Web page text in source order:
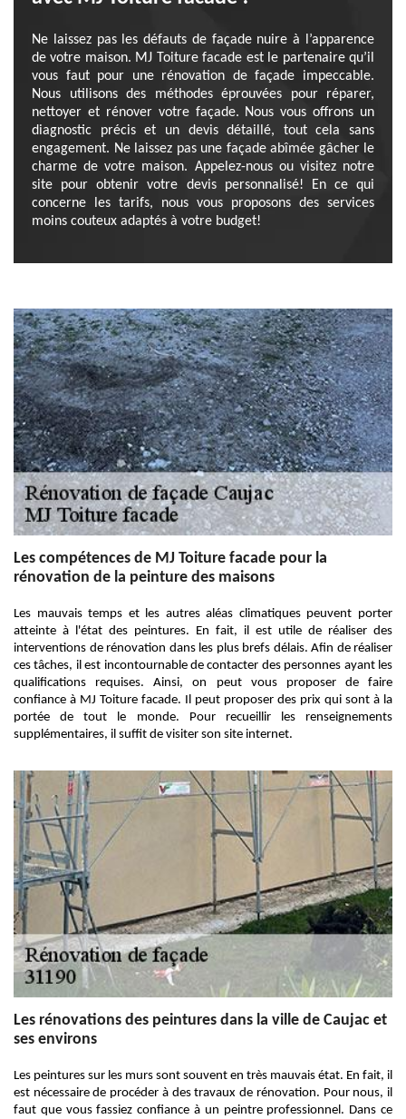
Ne laissez pas les défauts de façade nuire à l’apparence
de votre maison. MJ Toiture facade est le partenaire qu’il
vous faut pour une rénovation de façade impeccable.
Nous utilisons des méthodes éprouvées pour réparer,
nettoyer et rénover votre façade. Nous vous offrons un
diagnostic précis et un devis détaillé, tout cela sans
engagement. Ne laissez pas une façade abîmée gâcher le
charme de votre maison. Appelez-nous ou visitez notre
site pour obtenir votre devis personnalisé! En ce qui
concerne les tarifs, nous vous proposons des services
moins couteux adaptés à votre budget!
Les compétences de MJ Toiture facade pour la
rénovation de la peinture des maisons
Les mauvais temps et les autres aléas climatiques peuvent porter
atteinte à l'état des peintures. En fait, il est utile de réaliser des
interventions de rénovation dans les plus brefs délais. Afin de réaliser
ces tâches, il est incontournable de contacter des personnes ayant les
qualifications requises. Ainsi, on peut vous proposer de faire
confiance à MJ Toiture facade. Il peut proposer des prix qui sont à la
portée de tout le monde. Pour recueillir les renseignements
supplémentaires, il suffit de visiter son site internet.
Les rénovations des peintures dans la ville de Caujac et
ses environs
Les peintures sur les murs sont souvent en très mauvais état. En fait, il
est nécessaire de procéder à des travaux de rénovation. Pour nous, il
faut que vous fassiez confiance à un peintre professionnel. Dans ce